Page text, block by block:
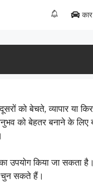
कार
को बेचते, व्यापार या
को बेहतर बनाने के लिए
उपयोग किया जा सकता
चुन सकते हैं।